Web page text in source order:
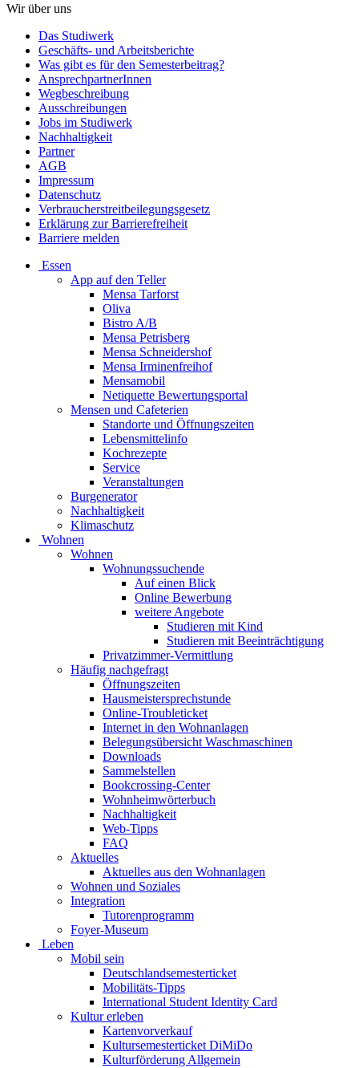
Wir über uns
Das Studiwerk
Geschäfts- und Arbeitsberichte
Was gibt es für den Semesterbeitrag?
AnsprechpartnerInnen
Wegbeschreibung
Ausschreibungen
Jobs im Studiwerk
Nachhaltigkeit
Partner
AGB
Impressum
Datenschutz
Verbraucherstreitbeilegungsgesetz
Erklärung zur Barrierefreiheit
Barriere melden
Essen
App auf den Teller
Mensa Tarforst
Oliva
Bistro A/B
Mensa Petrisberg
Mensa Schneidershof
Mensa Irminenfreihof
Mensamobil
Netiquette Bewertungsportal
Mensen und Cafeterien
Standorte und Öffnungszeiten
Lebensmittelinfo
Kochrezepte
Service
Veranstaltungen
Burgenerator
Nachhaltigkeit
Klimaschutz
Wohnen
Wohnen
Wohnungssuchende
Auf einen Blick
Online Bewerbung
weitere Angebote
Studieren mit Kind
Studieren mit Beeinträchtigung
Privatzimmer-Vermittlung
Häufig nachgefragt
Öffnungszeiten
Hausmeistersprechstunde
Online-Troubleticket
Internet in den Wohnanlagen
Belegungsübersicht Waschmaschinen
Downloads
Sammelstellen
Bookcrossing-Center
Wohnheimwörterbuch
Nachhaltigkeit
Web-Tipps
FAQ
Aktuelles
Aktuelles aus den Wohnanlagen
Wohnen und Soziales
Integration
Tutorenprogramm
Foyer-Museum
Leben
Mobil sein
Deutschlandsemesterticket
Mobilitäts-Tipps
International Student Identity Card
Kultur erleben
Kartenvorverkauf
Kultursemesterticket DiMiDo
Kulturförderung Allgemein